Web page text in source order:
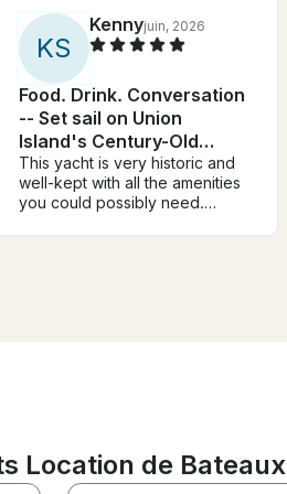
KS
Kennyjuin, 2026
Food. Drink. Conversation
-- Set sail on Union
Island's Century-Old
Yacht
This yacht is very historic and
well-kept with all the amenities
you could possibly need.
a tour, to gain a much smoother
journey experience. We would
Location de